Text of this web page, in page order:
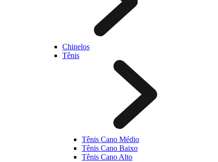
Chinelos
Tênis
Tênis Cano Médio
Tênis Cano Baixo
Tênis Cano Alto